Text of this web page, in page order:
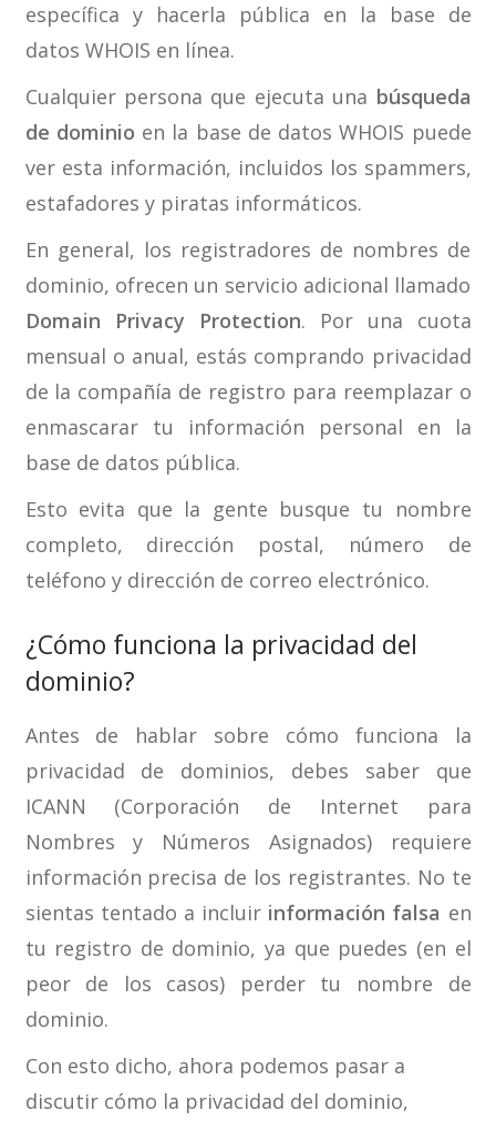
específica y hacerla pública en la base de
datos WHOIS en línea.
Cualquier persona que ejecuta una búsqueda
de dominio en la base de datos WHOIS puede
ver esta información, incluidos los spammers,
estafadores y piratas informáticos.
En general, los registradores de nombres de
dominio, ofrecen un servicio adicional llamado
Domain Privacy Protection. Por una cuota
mensual o anual, estás comprando privacidad
de la compañía de registro para reemplazar o
enmascarar tu información personal en la
base de datos pública.
Esto evita que la gente busque tu nombre
completo, dirección postal, número de
teléfono y dirección de correo electrónico.
¿Cómo funciona la privacidad del
dominio?
Antes de hablar sobre cómo funciona la
privacidad de dominios, debes saber que
ICANN (Corporación de Internet para
Nombres y Números Asignados) requiere
información precisa de los registrantes. No te
sientas tentado a incluir información falsa en
tu registro de dominio, ya que puedes (en el
peor de los casos) perder tu nombre de
dominio.
Con esto dicho, ahora podemos pasar a
discutir cómo la privacidad del dominio,